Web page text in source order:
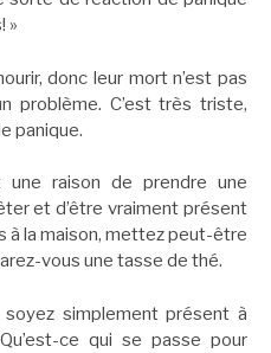
»
donc leur mort n’est pas
problème. C’est très triste,
panique.
raison de prendre une
et d’être vraiment présent
à la maison, mettez peut-être
vous une tasse de thé.
simplement présent à
ce qui se passe pour